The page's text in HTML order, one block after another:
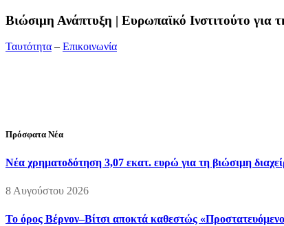
Bιώσιμη Ανάπτυξη | Ευρωπαϊκό Ινστιτούτο
Ταυτότητα – Επικοινωνία
Πρόσφατα Νέα
Νέα χρηματοδότηση 3,07 εκατ. ευρώ για τη βιώσιμη
8 Αυγούστου 2026
Το όρος Βέρνον–Βίτσι αποκτά καθεστώς